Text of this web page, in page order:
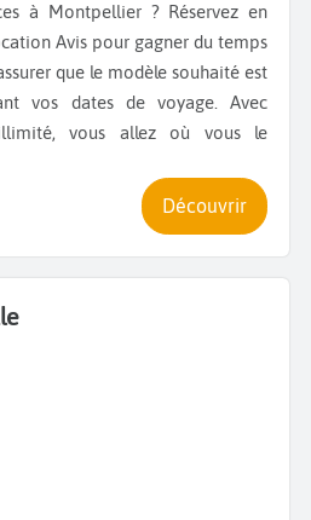
à Montpellier ? Réservez en
Avis pour gagner du temps
que le modèle souhaité est
vos dates de voyage. Avec
vous allez où vous le
Découvrir